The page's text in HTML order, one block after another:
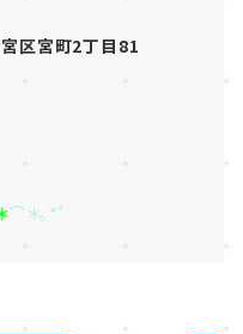
区宮町2丁目81
⌒＊｡*ﾟ